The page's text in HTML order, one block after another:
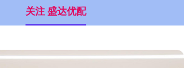
关注 盛达优配